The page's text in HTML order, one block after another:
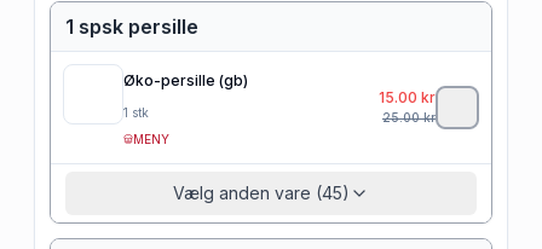
1 spsk persille
Øko-persille (gb)
1 stk
MENY
15.00 kr
25.00kr
Vælg anden vare (45)